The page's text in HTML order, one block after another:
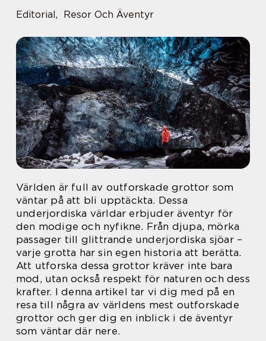
Editorial, Resor Och Äventyr
Världen är full av outforskade grottor som
väntar på att bli upptäckta. Dessa
underjordiska världar erbjuder äventyr för
den modige och nyfikne. Från djupa, mörka
passager till glittrande underjordiska sjöar –
varje grotta har sin egen historia att berätta.
Att utforska dessa grottor kräver inte bara
mod, utan också respekt för naturen och dess
krafter. I denna artikel tar vi dig med på en
resa till några av världens mest outforskade
grottor och ger dig en inblick i de äventyr
som väntar där nere.